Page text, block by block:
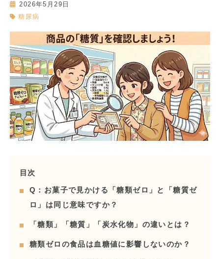
2026年5月29日
糖尿病
目次
Q：お菓子で見かける「糖類ゼロ」と「糖質ゼ
ロ」は同じ意味ですか？
「糖類」「糖質」「炭水化物」の違いとは？
糖類ゼロの食品は血糖値に影響しないのか？